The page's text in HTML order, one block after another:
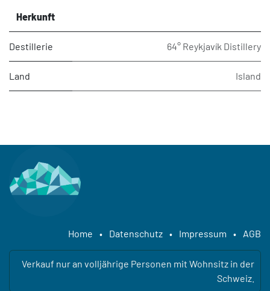
Herkunft
Destillerie 64° Reykjavík Distillery
Land Island
Home • Datenschutz • Impressum • AGB
Verkauf nur an volljährige Personen mit Wohnsitz in der
Schweiz.